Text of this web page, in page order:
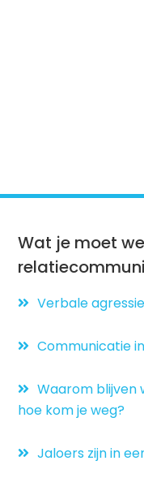
Wat je moet
Verbale
Communicatie
Waarom blijven
hoe kom je weg?
Jaloers zijn in